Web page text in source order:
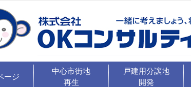
ージ
中心市街地
再生
戸建用分譲地
開発